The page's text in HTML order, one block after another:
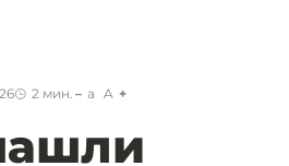
2 мин. a A